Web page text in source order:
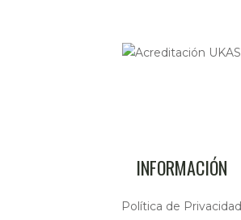
INFORMACIÓN
Política de Privacidad